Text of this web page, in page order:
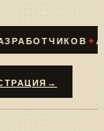
✦
→